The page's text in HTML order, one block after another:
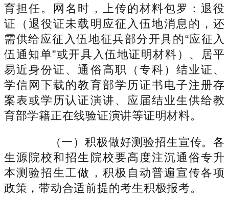
育担任。网名时，上传的材料包罗：退役
证（退役证未载明应征入伍地消息的，还
需供给应征入伍地征兵部分开具的“应征入
伍通知单”或开具入伍地证明材料）、居平
易近身份证、通俗高职（专科）结业证、
学信网下载的教育部学历证书电子注册存
案表或学历认证演讲、应届结业生供给教
育部学籍正在线验证演讲等证明材料。
（一）积极做好测验招生宣传。各
生源院校和招生院校要高度注沉通俗专升
本测验招生工做，积极自动普遍宣传各项
政策，带动合适前提的考生积极报考。